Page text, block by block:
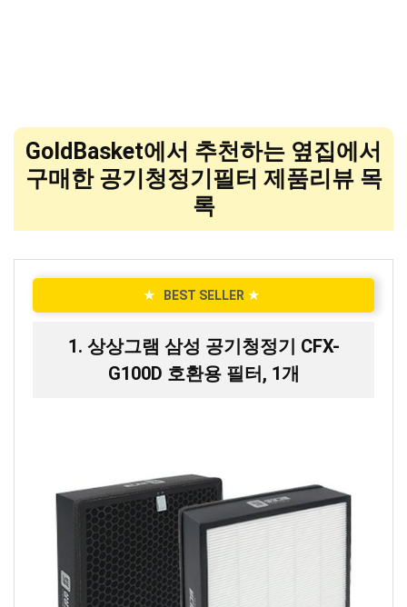
GoldBasket에서 추천하는 옆집에서
구매한 공기청정기필터 제품리뷰 목
록
★ BEST SELLER ★
1. 상상그램 삼성 공기청정기 CFX-
G100D 호환용 필터, 1개